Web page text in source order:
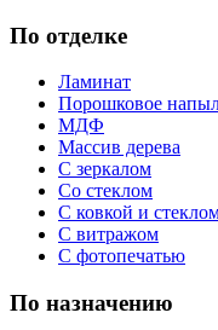
По отделке
Ламинат
Порошковое
МДФ
Массив дерева
С зеркалом
Со стеклом
С ковкой и
С витражом
С фотопечатью
По назначению